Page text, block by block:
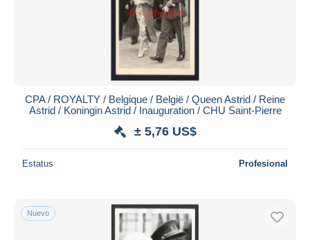
Transferencia bancaria
Mastercard
Bancontact
iDeal
Maestro
Residencia del vendedor
CPA / ROYALTY / Belgique / België / Queen Astrid / Reine
Astrid / Koningin Astrid / Inauguration / CHU Saint-Pierre
± 5,76 US$
Estatus Profesional
Nuevo